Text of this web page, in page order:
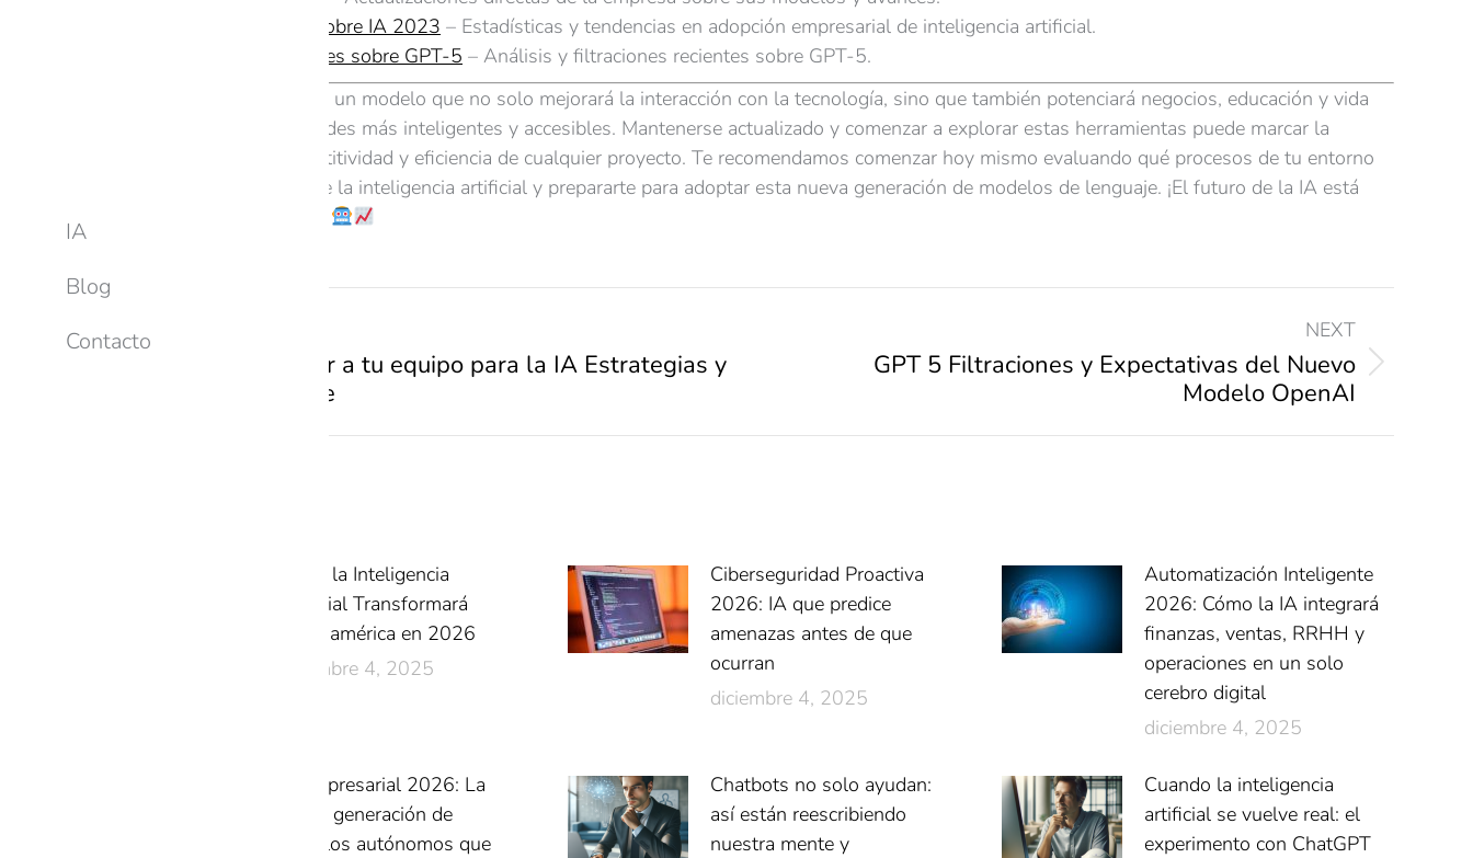
Informe McKinsey sobre IA 2023 – Estadísticas y tendencias en adopción empresarial de inteligencia artificial.
TechCrunch: Rumores sobre GPT-5 – Análisis y filtraciones recientes sobre GPT-5.
GPT-5 se perfila como un modelo que no solo mejorará la interacción con la tecnología, sino que también potenciará negocios, educación y vida
cotidiana con capacidades más inteligentes y accesibles. Mantenerse actualizado y comenzar a explorar estas herramientas puede marcar la
diferencia en la competitividad y eficiencia de cualquier proyecto. Te recomendamos comenzar hoy mismo evaluando qué procesos de tu entorno
podrían beneficiarse de la inteligencia artificial y prepararte para adoptar esta nueva generación de modelos de lenguaje. ¡El futuro de la IA está
Cómo preparar a tu equipo para la IA Estrategias y
ejemplos clave
NEXT
GPT 5 Filtraciones y Expectativas del Nuevo
Modelo OpenAI
Cómo la Inteligencia
Artificial Transformará
Latinoamérica en 2026
diciembre 4, 2025
Ciberseguridad Proactiva
2026: IA que predice
amenazas antes de que
ocurran
diciembre 4, 2025
Automatización Inteligente
2026: Cómo la IA integrará
finanzas, ventas, RRHH y
operaciones en un solo
cerebro digital
diciembre 4, 2025
IA Empresarial 2026: La
nueva generación de
modelos autónomos que
Chatbots no solo ayudan:
así están reescribiendo
nuestra mente y
Cuando la inteligencia
artificial se vuelve real: el
experimento con ChatGPT
IA
Blog
Contacto